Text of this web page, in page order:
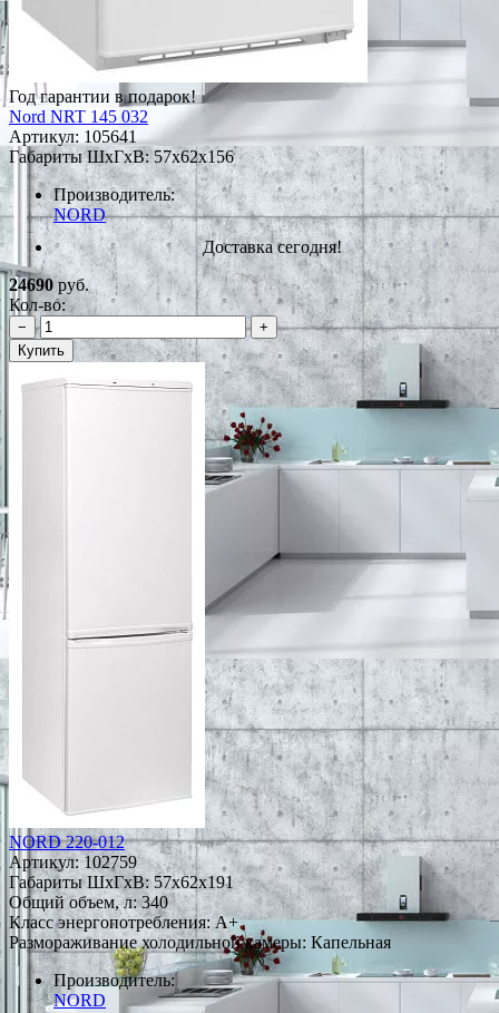
Год гарантии в подарок!
Nord NRT 145 032
Артикул: 105641
Габариты ШxГxВ: 57x62x156
Производитель:
NORD
Доставка сегодня!
24690руб.
Кол-во:
−
+
Купить
NORD 220-012
Артикул: 102759
Габариты ШxГxВ: 57x62x191
Общий объем, л: 340
Класс энергопотребления: A+
Размораживание холодильной камеры: Капельная
Производитель:
NORD